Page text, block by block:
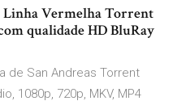
Linha Vermelha Torrent
qualidade HD BluRay
de San Andreas Torrent
1080p, 720p, MKV, MP4